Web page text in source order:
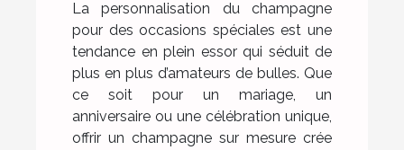
La personnalisation du champagne
pour des occasions spéciales est une
tendance en plein essor qui séduit de
plus en plus d’amateurs de bulles. Que
ce soit pour un mariage, un
anniversaire ou une célébration unique,
offrir un champagne sur mesure crée